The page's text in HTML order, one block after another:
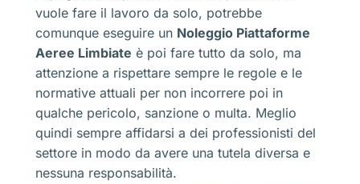
vuole fare il lavoro da solo, potrebbe
comunque eseguire un Noleggio Piattaforme
Aeree Limbiate è poi fare tutto da solo, ma
attenzione a rispettare sempre le regole e le
normative attuali per non incorrere poi in
qualche pericolo, sanzione o multa. Meglio
quindi sempre affidarsi a dei professionisti del
settore in modo da avere una tutela diversa e
nessuna responsabilità.